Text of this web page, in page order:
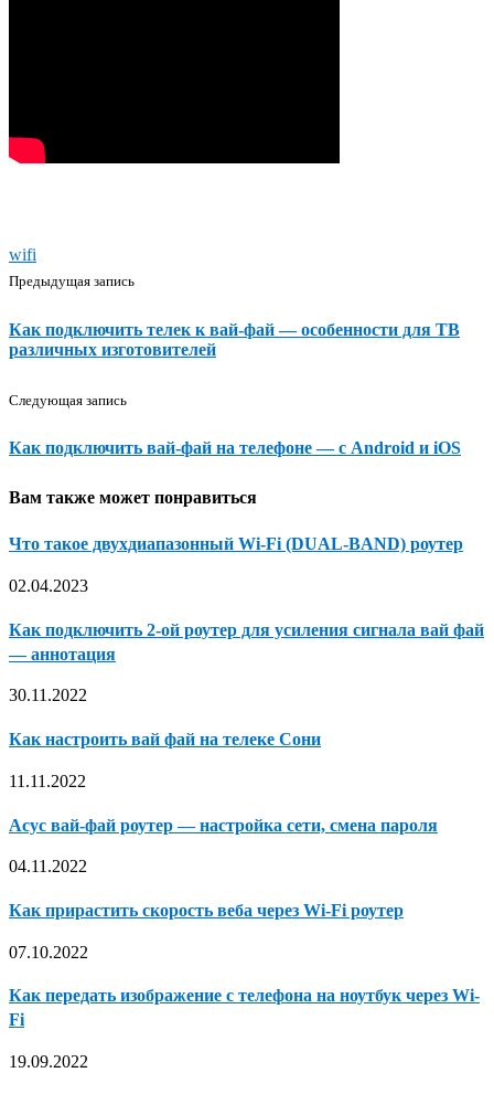
wifi
Предыдущая запись
Как подключить телек к вай-фай — особенности для ТВ
различных изготовителей
Следующая запись
Как подключить вай-фай на телефоне — с Android и iOS
Вам также может понравиться
Что такое двухдиапазонный Wi-Fi (DUAL-BAND) роутер
02.04.2023
Как подключить 2-ой роутер для усиления сигнала вай фай
— аннотация
30.11.2022
Как настроить вай фай на телеке Сони
11.11.2022
Асус вай-фай роутер — настройка сети, смена пароля
04.11.2022
Как прирастить скорость веба через Wi-Fi роутер
07.10.2022
Как передать изображение с телефона на ноутбук через Wi-
Fi
19.09.2022